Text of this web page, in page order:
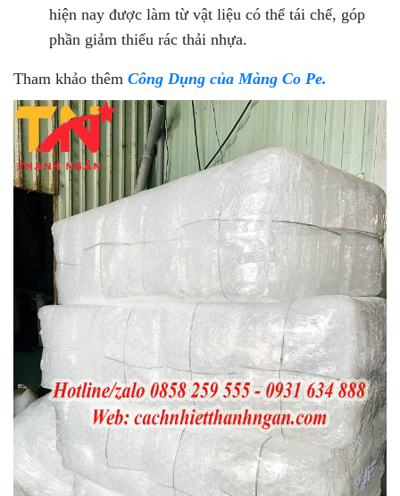
hiện nay được làm từ vật liệu có thể tái chế, góp
phần giảm thiểu rác thải nhựa.
Tham khảo thêm Công Dụng của Màng Co Pe.